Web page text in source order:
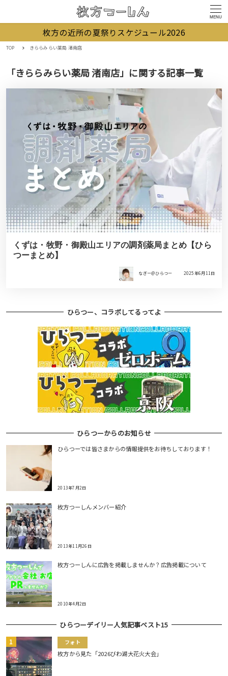
MENU
枚方の近所の夏祭りスケジュール2026
TOP きららみらい薬局 渚南店
「きららみらい薬局 渚南店」に関する記事一覧
くずは・牧野・御殿山エリアの調剤薬局まとめ【ひら
つーまとめ】
なぎー＠ひらつー 2025年6月11日
ひらつー、コラボしてるってよ
ひらつーからのお知らせ
ひらつーでは皆さまからの情報提供をお待ちしております！
2013年7月2日
枚方つーしんメンバー紹介
2013年11月26日
枚方つーしんに広告を掲載しませんか？広告掲載について
2010年4月2日
ひらつーデイリー人気記事ベスト15
フォト
枚方から見た「2026びわ湖大花火大会」